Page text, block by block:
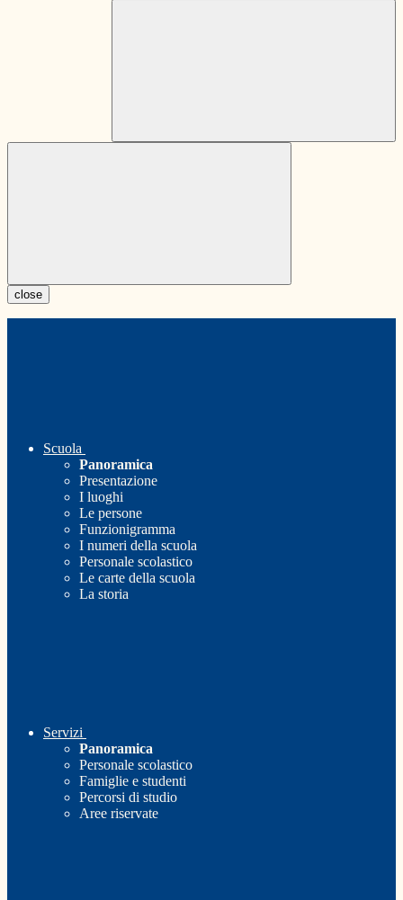
close
Scuola
Panoramica
Presentazione
I luoghi
Le persone
Funzionigramma
I numeri della scuola
Personale scolastico
Le carte della scuola
La storia
Servizi
Panoramica
Personale scolastico
Famiglie e studenti
Percorsi di studio
Aree riservate